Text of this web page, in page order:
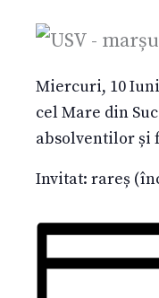
Miercuri, 10
cel Mare din
absolventilor și
Invitat: rareș